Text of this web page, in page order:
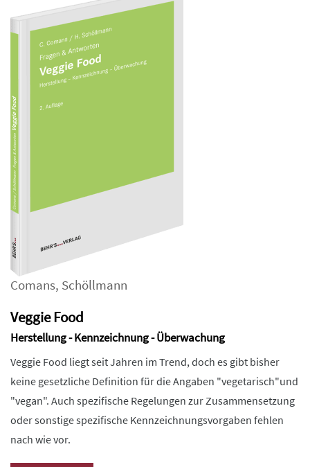
Comans, Schöllmann
Veggie Food
Herstellung - Kennzeichnung - Überwachung
Veggie Food liegt seit Jahren im Trend, doch es gibt bisher
keine gesetzliche Definition für die Angaben "vegetarisch"und
"vegan". Auch spezifische Regelungen zur Zusammensetzung
oder sonstige spezifische Kennzeichnungsvorgaben fehlen
nach wie vor.